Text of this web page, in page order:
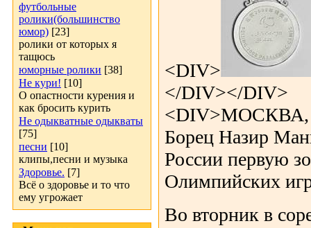
футбольные
ролики(большинство
юмор) [23]
ролики от которых я
тащюсь
юморные ролики [38]
Не кури! [10]
О опастности курения и
как бросить курить
Не одыкватные одыкваты
[75]
песни [10]
клипы,песни и музыка
Здоровье. [7]
Всё о здоровье и то что
ему угрожает
<DIV>
</DIV></DIV>
<DIV>МОСКВА,
Борец Назир
России первую
Олимпийских
Во вторник в